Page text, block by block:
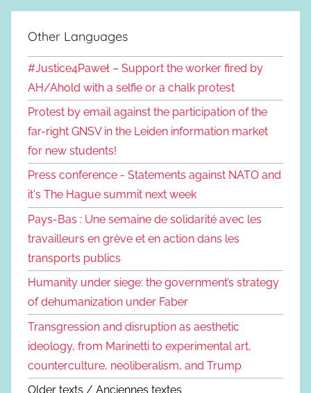
Other Languages
#Justice4Paweł – Support the worker fired by
AH/Ahold with a selfie or a chalk protest
Protest by email against the participation of the
far-right GNSV in the Leiden information market
for new students!
Press conference - Statements against NATO and
it's The Hague summit next week
Pays-Bas : Une semaine de solidarité avec les
travailleurs en grève et en action dans les
transports publics
Humanity under siege: the government’s strategy
of dehumanization under Faber
Transgression and disruption as aesthetic
ideology, from Marinetti to experimental art,
counterculture, neoliberalism, and Trump
Older texts / Anciennes textes